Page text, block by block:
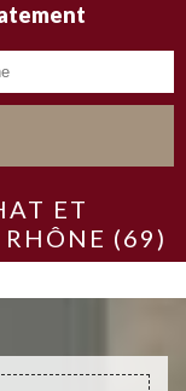
ET
(69)